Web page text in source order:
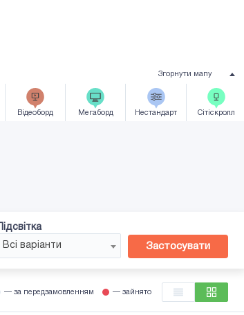
Згорнути мапу
Відеоборд Мегаборд Нестандарт Сiтicкролл
Підсвітка
Всі варіанти
Застосувати
— за передзамовленням — зайнято